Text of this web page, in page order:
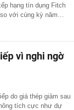
hạng tín dụng Fitch
so với cùng kỳ năm…
vì nghi ngờ
do giá thép giảm sau
tích cực như dự